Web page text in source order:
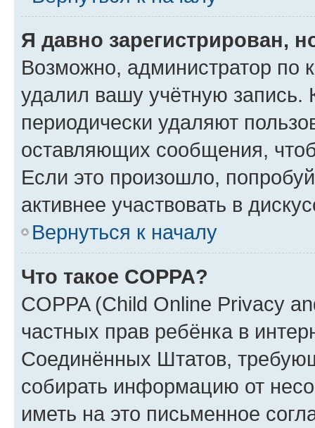
Я давно зарегистрирован,
Возможно, администратор по
удалил вашу учётную запись.
периодически удаляют
оставляющих сообщения,
Если это произошло,
активнее участвовать в
Вернуться к началу
Что такое COPPA?
COPPA (Child Online Privacy
частных прав ребёнка в
Соединённых Штатов,
собирать информацию от
иметь на это письменное